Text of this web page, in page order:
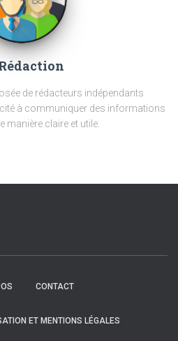
de rédacteurs indépendants
à communiquer des informations
manière claire et utile.
CONTACT
ET MENTIONS LÉGALES